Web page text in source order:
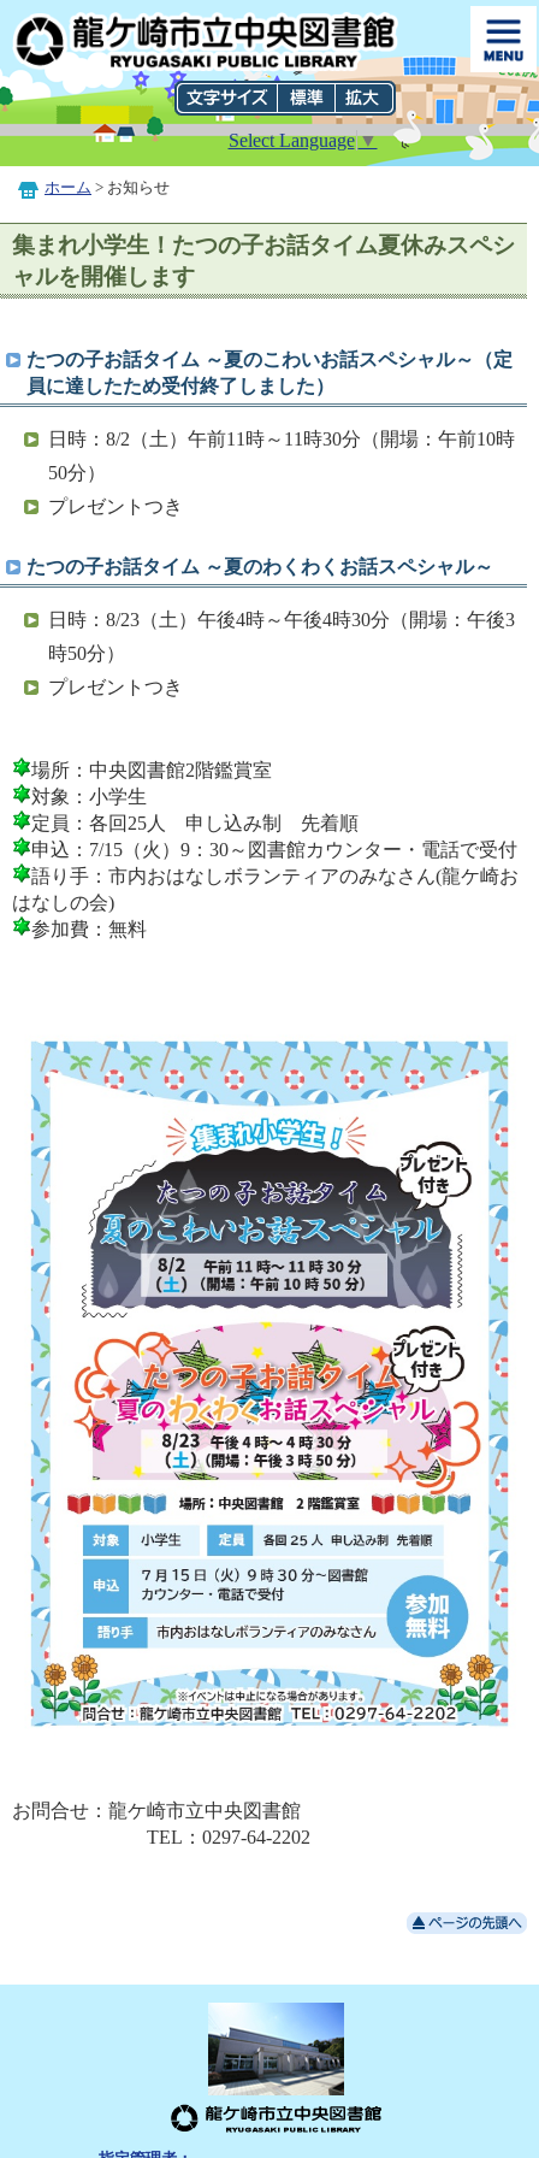
Select Language▼
ホーム > お知らせ
集まれ小学生！たつの子お話タイム夏休みスペシ
ャルを開催します
たつの子お話タイム ～夏のこわいお話スペシャル～（定
員に達したため受付終了しました）
日時：8/2（土）午前11時～11時30分（開場：午前10時
50分）
プレゼントつき
たつの子お話タイム ～夏のわくわくお話スペシャル～
日時：8/23（土）午後4時～午後4時30分（開場：午後3
時50分）
プレゼントつき
場所：中央図書館2階鑑賞室
対象：小学生
定員：各回25人 申し込み制 先着順
申込：7/15（火）9：30～図書館カウンター・電話で受付
語り手：市内おはなしボランティアのみなさん(龍ケ崎お
はなしの会)
参加費：無料
お問合せ：龍ケ崎市立中央図書館
TEL：0297-64-2202